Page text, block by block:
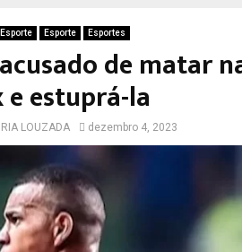
Esporte Esporte Esportes
de matar
e estuprá-la
LOUZADA dezembro 4, 2023